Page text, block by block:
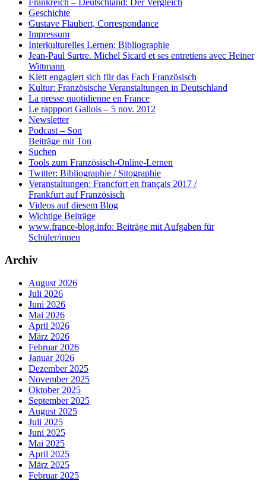
Geschichte
Gustave Flaubert, Correspondance
Impressum
Interkulturelles Lernen: Bibliographie
Jean-Paul Sartre. Michel Sicard et ses entretiens avec Heiner
Wittmann
Klett engagiert sich für das Fach Französisch
Kultur: Französische Veranstaltungen in Deutschland
La presse quotidienne en France
Le rappport Gallois – 5 nov. 2012
Newsletter
Podcast – Son
Beiträge mit Ton
Suchen
Tools zum Französisch-Online-Lernen
Twitter: Bibliographie / Sitographie
Veranstaltungen: Francfort en français 2017 /
Frankfurt auf Französisch
Videos auf diesem Blog
Wichtige Beiträge
www.france-blog.info: Beiträge mit Aufgaben für
Schüler/innen
Archiv
August 2026
Juli 2026
Juni 2026
Mai 2026
April 2026
März 2026
Februar 2026
Januar 2026
Dezember 2025
November 2025
Oktober 2025
September 2025
August 2025
Juli 2025
Juni 2025
Mai 2025
April 2025
März 2025
Februar 2025